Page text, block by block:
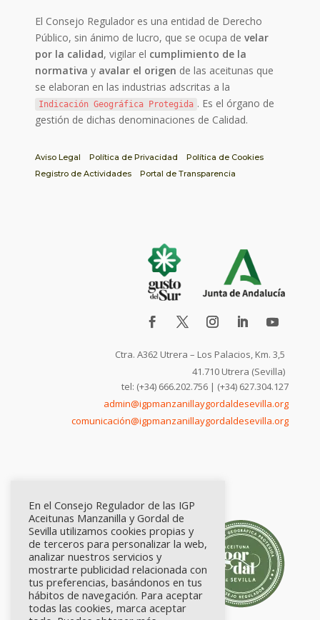
El Consejo Regulador es una entidad de Derecho
Público, sin ánimo de lucro, que se ocupa develar
por la calidad, vigilar el cumplimiento de la
normativa y avalar el origen de las aceitunas que
se elaboran en las industrias adscritas a la
Indicación Geográfica Protegida . Es el órgano de
gestión de dichas denominaciones de Calidad.
Aviso Legal Política de Privacidad
Política de Cookies
Registro de Actividades
Portal de Transparencia
Ctra. A362 Utrera – Los Palacios, Km. 3,5
41.710 Utrera (Sevilla)
tel: (+34) 666.202.756 | (+34) 627.304.127
admin@igpmanzanillaygordaldesevilla.org
comunicación@igpmanzanillaygordaldesevilla.org
En el Consejo Regulador de las IGP
Aceitunas Manzanilla y Gordal de
Sevilla utilizamos cookies propias y
de terceros para personalizar la web,
analizar nuestros servicios y
mostrarte publicidad relacionada con
tus preferencias, basándonos en tus
hábitos de navegación. Para aceptar
todas las cookies, marca aceptar